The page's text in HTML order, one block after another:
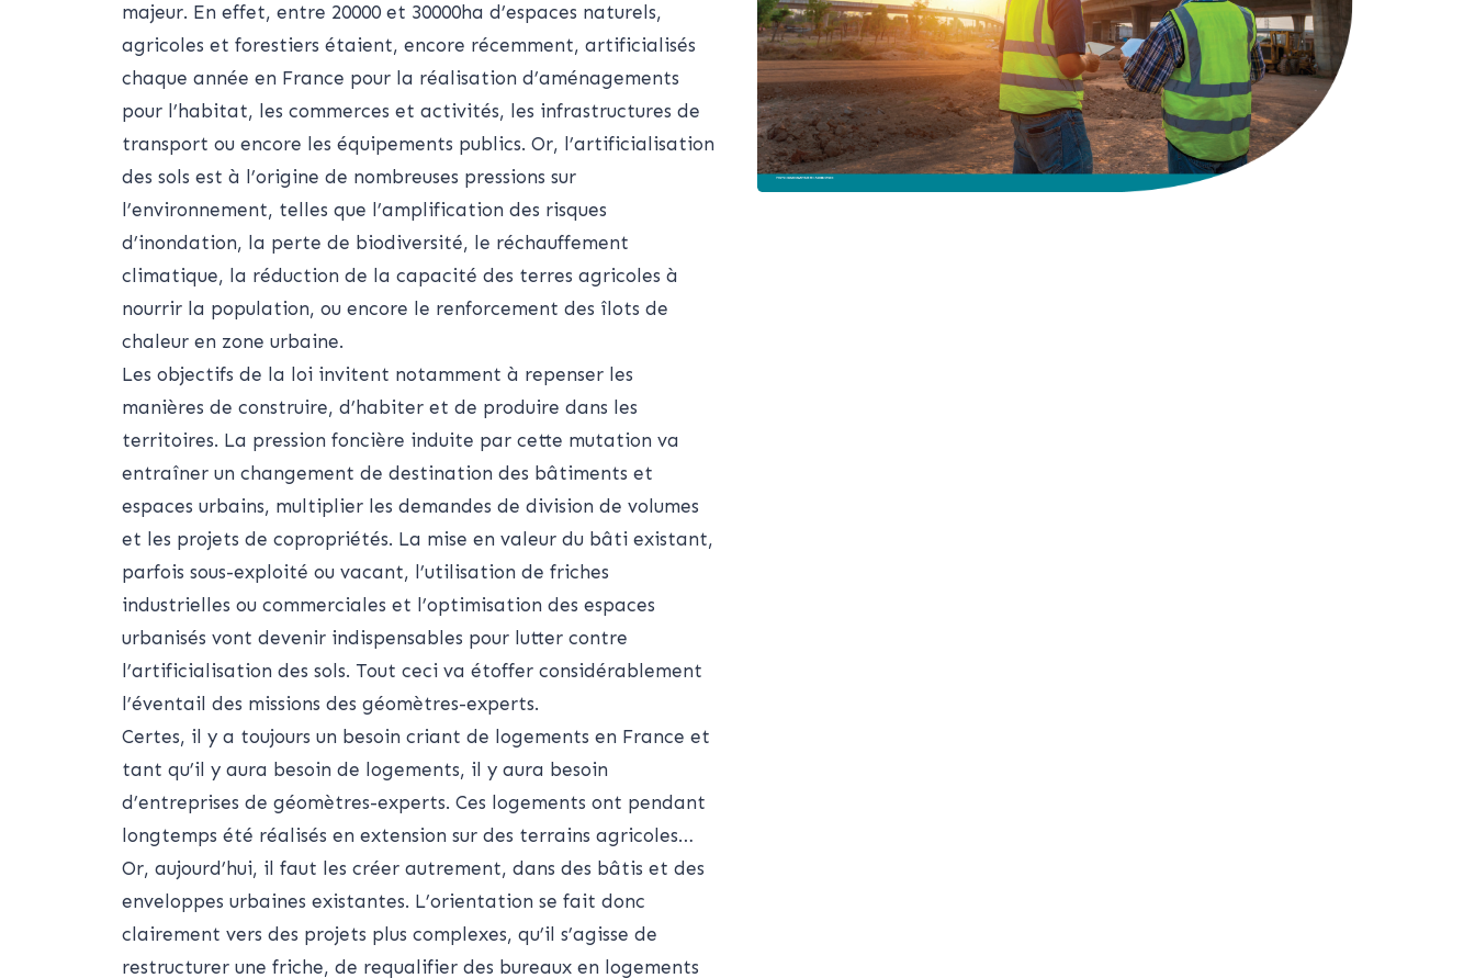
majeur. En effet, entre 20000 et 30000ha d’espaces naturels,
agricoles et forestiers étaient, encore récemment, artificialisés
chaque année en France pour la réalisation d’aménagements
pour l’habitat, les commerces et activités, les infrastructures de
transport ou encore les équipements publics. Or, l’artificialisation
des sols est à l’origine de nombreuses pressions sur
l’environnement, telles que l’amplification des risques
d’inondation, la perte de biodiversité, le réchauffement
climatique, la réduction de la capacité des terres agricoles à
nourrir la population, ou encore le renforcement des îlots de
chaleur en zone urbaine.
Les objectifs de la loi invitent notamment à repenser les
manières de construire, d’habiter et de produire dans les
territoires. La pression foncière induite par cette mutation va
entraîner un changement de destination des bâtiments et
espaces urbains, multiplier les demandes de division de volumes
et les projets de copropriétés. La mise en valeur du bâti existant,
parfois sous-exploité ou vacant, l’utilisation de friches
industrielles ou commerciales et l’optimisation des espaces
urbanisés vont devenir indispensables pour lutter contre
l’artificialisation des sols. Tout ceci va étoffer considérablement
l’éventail des missions des géomètres-experts.
Certes, il y a toujours un besoin criant de logements en France et
tant qu’il y aura besoin de logements, il y aura besoin
d’entreprises de géomètres-experts. Ces logements ont pendant
longtemps été réalisés en extension sur des terrains agricoles…
Or, aujourd’hui, il faut les créer autrement, dans des bâtis et des
enveloppes urbaines existantes. L’orientation se fait donc
clairement vers des projets plus complexes, qu’il s’agisse de
restructurer une friche, de requalifier des bureaux en logements